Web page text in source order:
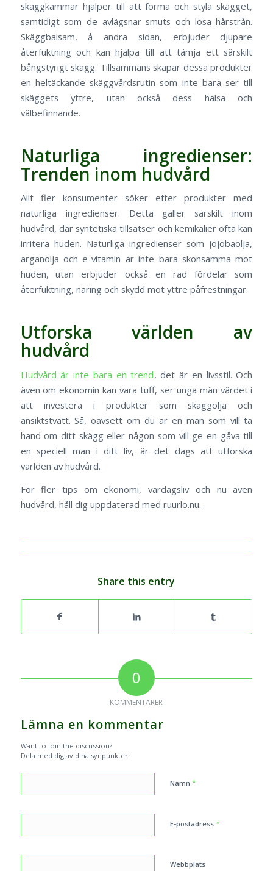
skäggkammar hjälper till att forma och styla skägget,
samtidigt som de avlägsnar smuts och lösa hårstrån.
Skäggbalsam, å andra sidan, erbjuder djupare
återfuktning och kan hjälpa till att tämja ett särskilt
bångstyrigt skägg. Tillsammans skapar dessa produkter
en heltäckande skäggvårdsrutin som inte bara ser till
skäggets yttre, utan också dess hälsa och
välbefinnande.
Naturliga ingredienser:
Trenden inom hudvård
Allt fler konsumenter söker efter produkter med
naturliga ingredienser. Detta gäller särskilt inom
hudvård, där syntetiska tillsatser och kemikalier ofta kan
irritera huden. Naturliga ingredienser som jojobaolja,
arganolja och e-vitamin är inte bara skonsamma mot
huden, utan erbjuder också en rad fördelar som
återfuktning, näring och skydd mot yttre påfrestningar.
Utforska världen av
hudvård
Hudvård är inte bara en trend, det är en livsstil. Och
även om ekonomin kan vara tuff, ser unga män värdet i
att investera i produkter som skäggolja och
ansiktstvätt. Så, oavsett om du är en man som vill ta
hand om ditt skägg eller någon som vill ge en gåva till
en speciell man i ditt liv, är det dags att utforska
världen av hudvård.
För fler tips om ekonomi, vardagsliv och nu även
hudvård, håll dig uppdaterad med ruurlo.nu.
Share this entry
0
KOMMENTARER
Lämna en kommentar
Want to join the discussion?
Dela med dig av dina synpunkter!
Namn *
E-postadress *
Webbplats